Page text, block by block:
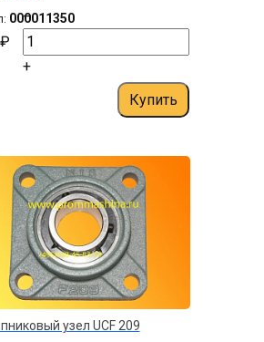
000011350
–
+
Купить
узел UСF 209